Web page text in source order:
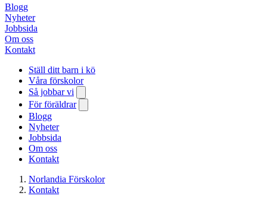
Blogg
Nyheter
Jobbsida
Om oss
Kontakt
Ställ ditt barn i kö
Våra förskolor
Så jobbar vi
För föräldrar
Blogg
Nyheter
Jobbsida
Om oss
Kontakt
Norlandia Förskolor
Kontakt